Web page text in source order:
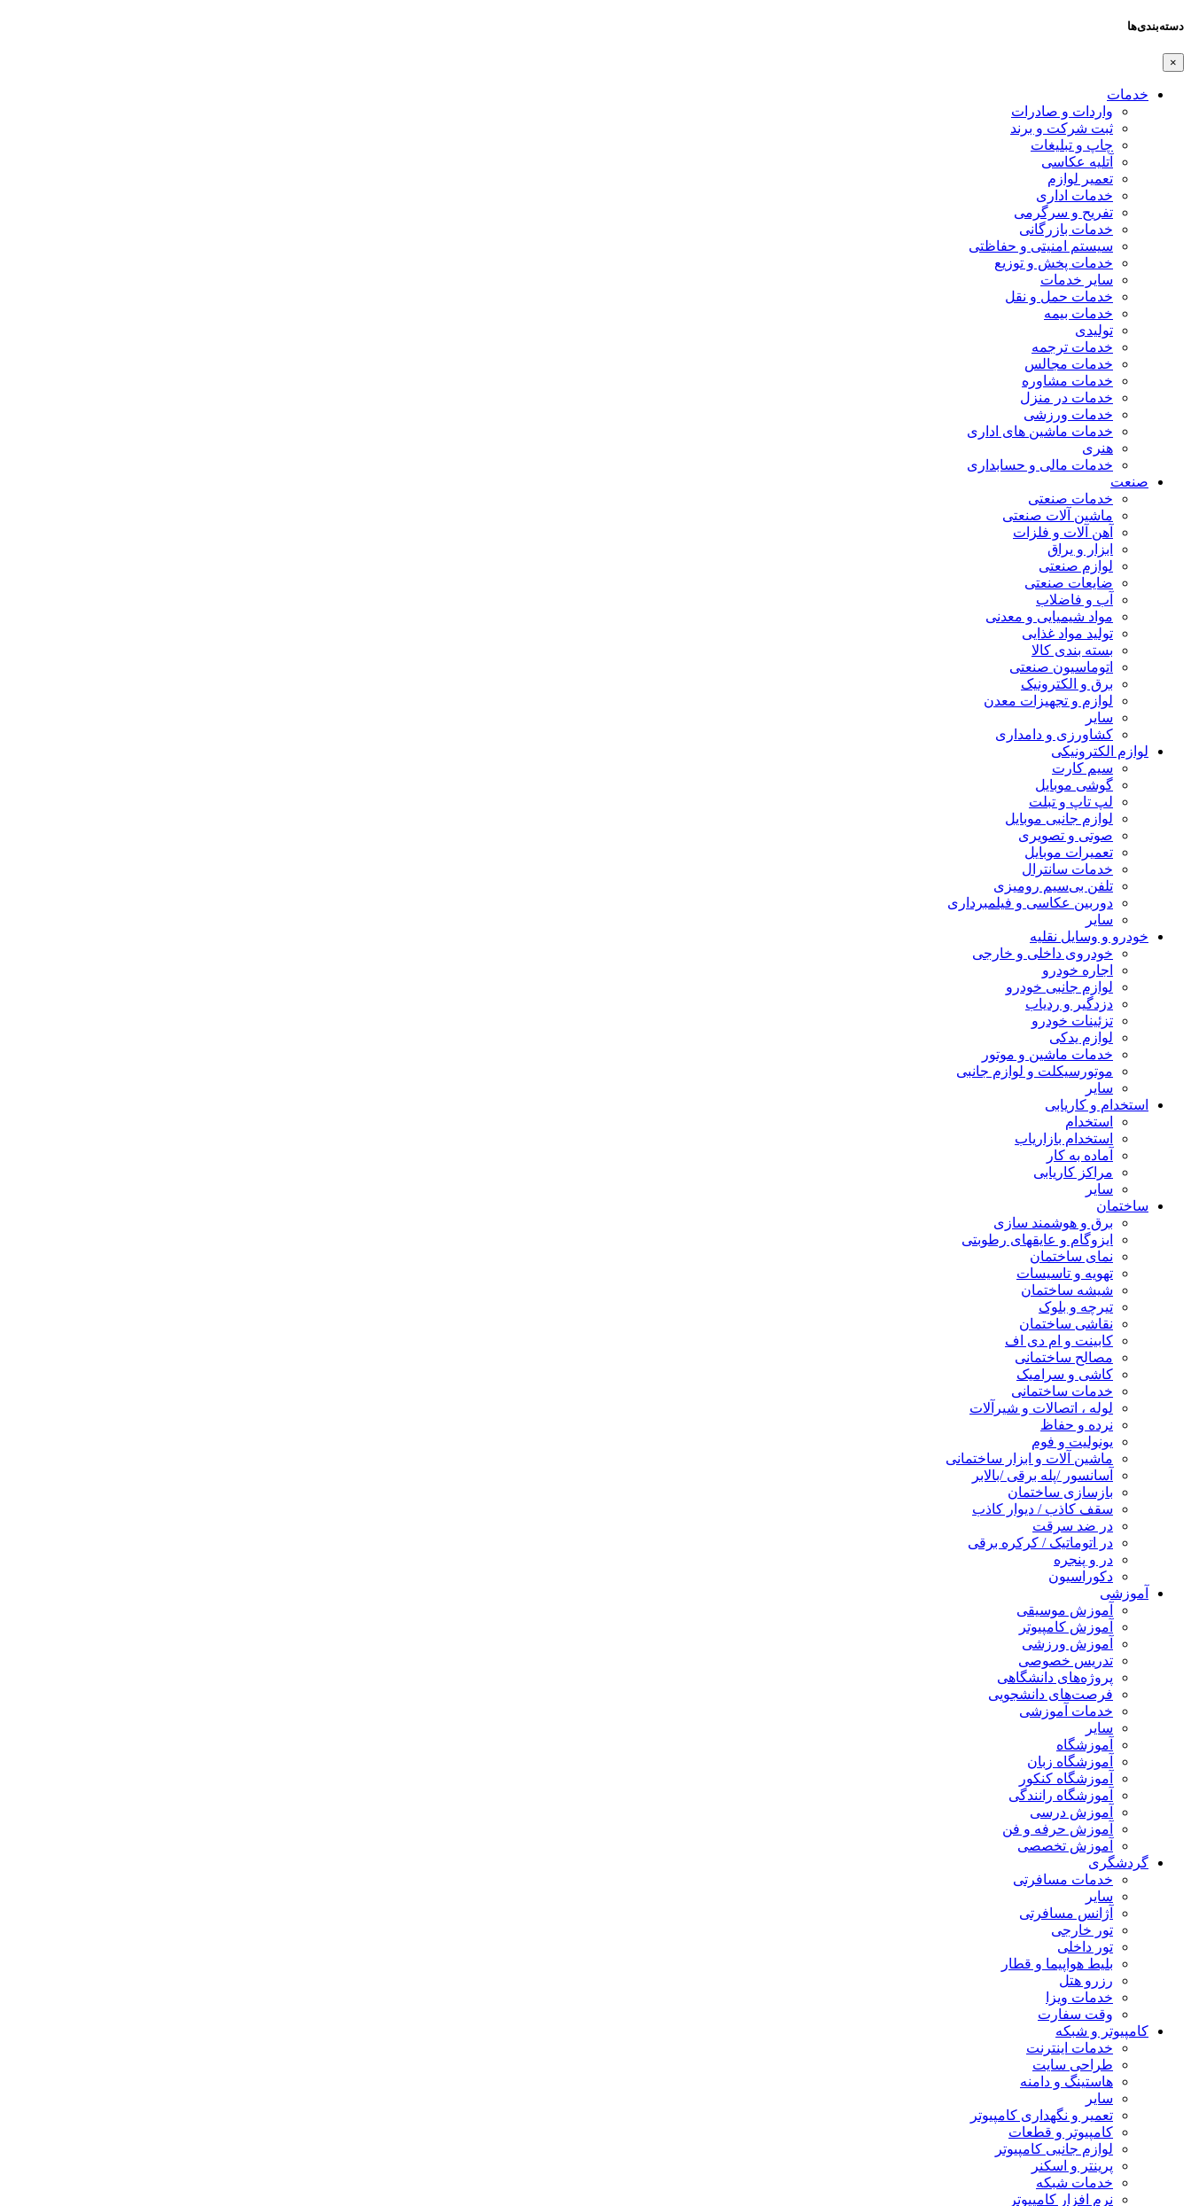
دسته‌بندی‌ها
×
خدمات
واردات و صادرات
ثبت شرکت و برند
چاپ و تبلیغات
آتلیه عکاسی
تعمیر لوازم
خدمات اداری
تفریح و سرگرمی
خدمات بازرگانی
سیستم امنیتی و حفاظتی
خدمات پخش و توزیع
سایر خدمات
خدمات حمل و نقل
خدمات بیمه
تولیدی
خدمات ترجمه
خدمات مجالس
خدمات مشاوره
خدمات در منزل
خدمات ورزشی
خدمات ماشین های اداری
هنری
خدمات مالی و حسابداری
صنعت
خدمات صنعتی
ماشین آلات صنعتی
آهن آلات و فلزات
ابزار و یراق
لوازم صنعتی
ضایعات صنعتی
آب و فاضلاب
مواد شیمیایی و معدنی
تولید مواد غذایی
بسته بندی کالا
اتوماسیون صنعتی
برق و الکترونیک
لوازم و تجهیزات معدن
سایر
کشاورزی و دامداری
لوازم الکترونیکی
سیم کارت
گوشی موبایل
لپ تاپ و تبلت
لوازم جانبی موبایل
صوتی و تصویری
تعمیرات موبایل
خدمات سانترال
تلفن بی‌سیم رومیزی
دوربین عکاسی و فیلمبرداری
سایر
خودرو و وسایل نقلیه
خودروی داخلی و خارجی
اجاره خودرو
لوازم جانبی خودرو
دزدگیر و ردیاب
تزئینات خودرو
لوازم یدکی
خدمات ماشین و موتور
موتورسیکلت و لوازم جانبی
سایر
استخدام و کاریابی
استخدام
استخدام بازاریاب
آماده به کار
مراکز کاریابی
سایر
ساختمان
برق و هوشمند سازی
ایزوگام و عایقهای رطوبتی
نمای ساختمان
تهویه و تاسیسات
شیشه ساختمان
تیرچه و بلوک
نقاشی ساختمان
کابینت و ام دی اف
مصالح ساختمانی
کاشی و سرامیک
خدمات ساختمانی
لوله ، اتصالات و شیرآلات
نرده و حفاظ
یونولیت و فوم
ماشین آلات و ابزار ساختمانی
آسانسور /پله برقی /بالابر
بازسازی ساختمان
سقف کاذب / دیوار کاذب
در ضد سرقت
در اتوماتیک / کرکره برقی
در و پنجره
دکوراسیون
آموزشی
آموزش موسیقی
آموزش کامپیوتر
آموزش ورزشی
تدریس خصوصی
پروژه‌های دانشگاهی
فرصت‌های دانشجویی
خدمات آموزشی
سایر
آموزشگاه
آموزشگاه زبان
آموزشگاه کنکور
آموزشگاه رانندگی
آموزش درسی
آموزش حرفه و فن
آموزش تخصصی
گردشگری
خدمات مسافرتی
سایر
آژانس مسافرتی
تور خارجی
تور داخلی
بلیط هواپیما و قطار
رزرو هتل
خدمات ویزا
وقت سفارت
کامپیوتر و شبکه
خدمات اینترنت
طراحی سایت
هاستینگ و دامنه
سایر
تعمیر و نگهداری کامپیوتر
کامپیوتر و قطعات
لوازم جانبی کامپیوتر
پرینتر و اسکنر
خدمات شبکه
نرم افزار کامپیوتر